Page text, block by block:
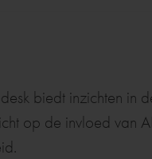
biedt inzichten in
op de invloed van